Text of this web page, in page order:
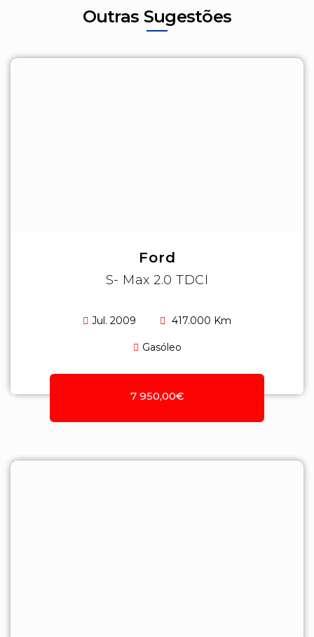
Outras Sugestões
Ford
S- Max 2.0 TDCI
Jul. 2009 417.000 Km
Gasóleo
7 950,00€